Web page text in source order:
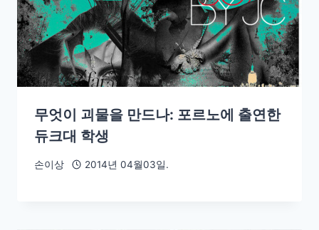
무엇이 괴물을 만드나: 포르노에 출연한
듀크대 학생
손이상 2014년 04월03일.